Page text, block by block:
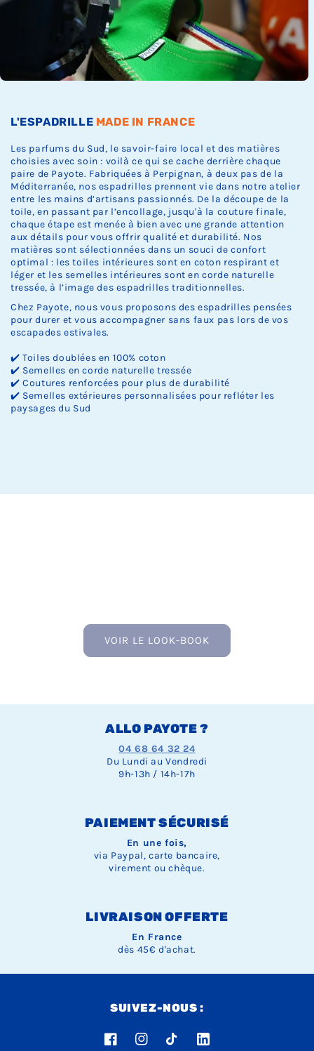
c
k
k
L'ESPADRILLE MADE IN FRANCE
Les parfums du Sud, le savoir-faire local et des matières
choisies avec soin : voilà ce qui se cache derrière chaque
paire de Payote. Fabriquées à Perpignan, à deux pas de la
Méditerranée, nos espadrilles prennent vie dans notre atelier
entre les mains d’artisans passionnés. De la découpe de la
toile, en passant par l’encollage, jusqu'à la couture finale,
chaque étape est menée à bien avec une grande attention
aux détails pour vous offrir qualité et durabilité. Nos
matières sont sélectionnées dans un souci de confort
optimal : les toiles intérieures sont en coton respirant et
léger et les semelles intérieures sont en corde naturelle
tressée, à l’image des espadrilles traditionnelles.
Chez Payote, nous vous proposons des espadrilles pensées
pour durer et vous accompagner sans faux pas lors de vos
escapades estivales.
✔️ Toiles doublées en 100% coton
✔️ Semelles en corde naturelle tressée
✔️ Coutures renforcées pour plus de durabilité
✔️ Semelles extérieures personnalisées pour refléter les
paysages du Sud
VOIR LE LOOK-BOOK
ALLO PAYOTE ?
04 68 64 32 24
Du Lundi au Vendredi
9h-13h / 14h-17h
PAIEMENT SÉCURISÉ
En une fois,
via Paypal, carte bancaire,
virement ou chèque.
LIVRAISON OFFERTE
En France
dès 45€ d'achat.
SUIVEZ-NOUS :
FacebookInstagramTikTok LinkedIn